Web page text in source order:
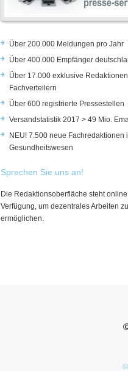
Über 200.000 Meldungen pro Jahr
Über 400.000 Empfänger
Über 17.000 exklusive
Fachverteilern
Über 600 registrierte Pressestellen
Versandstatistik 2017 > 49 Mio.
NEU! 7.500 neue Fachredaktionen
Gesundheitswesen
Sprechen Sie uns an!
Die Redaktionsoberfläche steht
Verfügung, um dezentrales Arbeiten zu
ermöglichen.
©